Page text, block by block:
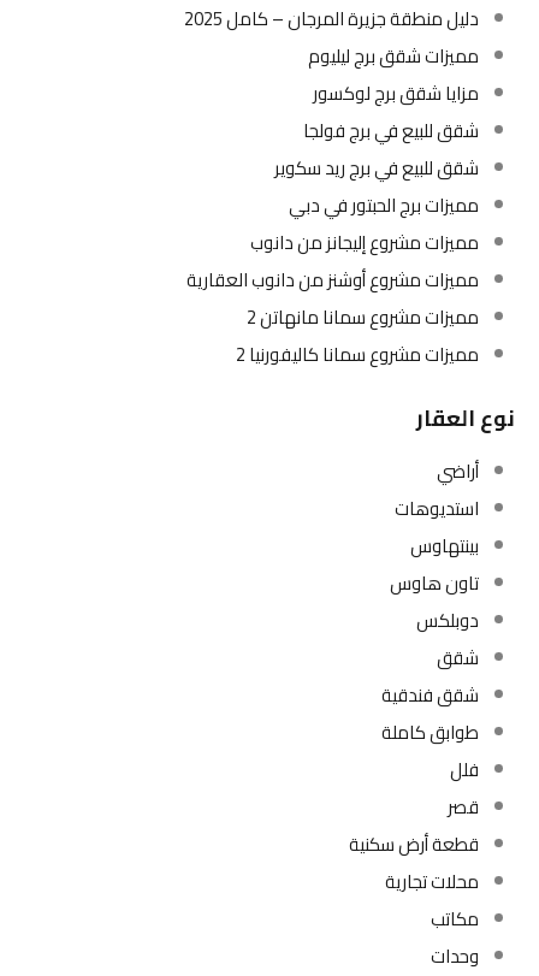
دليل منطقة جزيرة المرجان – كامل 2025
مميزات شقق برج ليليوم
مزايا شقق برج لوكسور
شقق للبيع في برج فولجا
شقق للبيع في برج ريد سكوير
مميزات برج الحبتور في دبي
مميزات مشروع إليجانز من دانوب
مميزات مشروع أوشنز من دانوب العقارية
مميزات مشروع سمانا مانهاتن 2
مميزات مشروع سمانا كاليفورنيا 2
نوع العقار
أراضي
استديوهات
بينتهاوس
تاون هاوس
دوبلكس
شقق
شقق فندقية
طوابق كاملة
فلل
قصر
قطعة أرض سكنية
محلات تجارية
مكاتب
وحدات